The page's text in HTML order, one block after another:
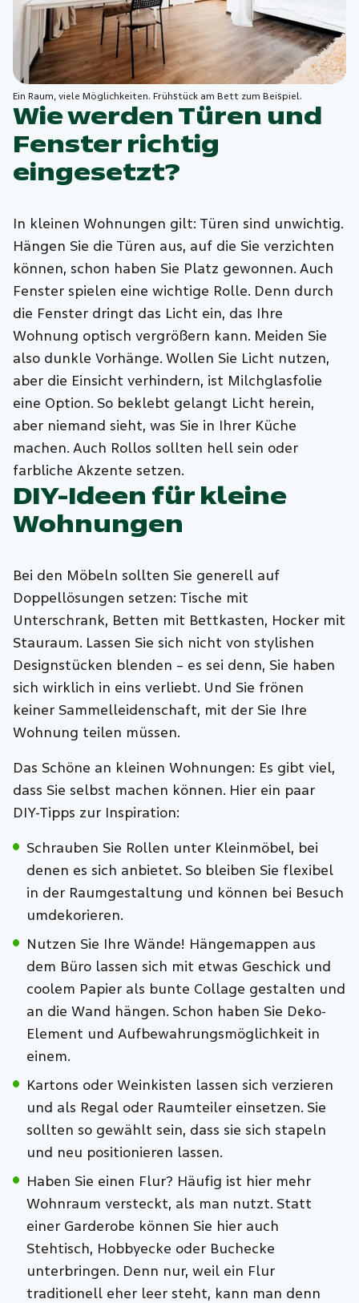
Ein Raum, viele Möglichkeiten. Frühstück am Bett zum Beispiel.
Wie werden Türen und
Fenster richtig
eingesetzt?
In kleinen Wohnungen gilt: Türen sind unwichtig.
Hängen Sie die Türen aus, auf die Sie verzichten
können, schon haben Sie Platz gewonnen. Auch
Fenster spielen eine wichtige Rolle. Denn durch
die Fenster dringt das Licht ein, das Ihre
Wohnung optisch vergrößern kann. Meiden Sie
also dunkle Vorhänge. Wollen Sie Licht nutzen,
aber die Einsicht verhindern, ist Milchglasfolie
eine Option. So beklebt gelangt Licht herein,
aber niemand sieht, was Sie in Ihrer Küche
machen. Auch Rollos sollten hell sein oder
farbliche Akzente setzen.
DIY-Ideen für kleine
Wohnungen
Bei den Möbeln sollten Sie generell auf
Doppellösungen setzen: Tische mit
Unterschrank, Betten mit Bettkasten, Hocker mit
Stauraum. Lassen Sie sich nicht von stylishen
Designstücken blenden – es sei denn, Sie haben
sich wirklich in eins verliebt. Und Sie frönen
keiner Sammelleidenschaft, mit der Sie Ihre
Wohnung teilen müssen.
Das Schöne an kleinen Wohnungen: Es gibt viel,
dass Sie selbst machen können. Hier ein paar
DIY-Tipps zur Inspiration:
Schrauben Sie Rollen unter Kleinmöbel, bei
denen es sich anbietet. So bleiben Sie flexibel
in der Raumgestaltung und können bei Besuch
umdekorieren.
Nutzen Sie Ihre Wände! Hängemappen aus
dem Büro lassen sich mit etwas Geschick und
coolem Papier als bunte Collage gestalten und
an die Wand hängen. Schon haben Sie Deko-
Element und Aufbewahrungsmöglichkeit in
einem.
Kartons oder Weinkisten lassen sich verzieren
und als Regal oder Raumteiler einsetzen. Sie
sollten so gewählt sein, dass sie sich stapeln
und neu positionieren lassen.
Haben Sie einen Flur? Häufig ist hier mehr
Wohnraum versteckt, als man nutzt. Statt
einer Garderobe können Sie hier auch
Stehtisch, Hobbyecke oder Buchecke
unterbringen. Denn nur, weil ein Flur
traditionell eher leer steht, kann man denn